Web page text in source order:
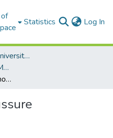
Statistics Log In
Collezioni Digitali Università della Calabria
Sala di ricerca "Tullio De Mauro"
Ferdinand de Saussure onomasticien